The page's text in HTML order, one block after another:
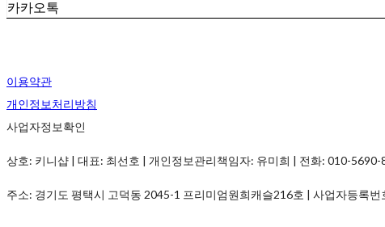
카카오톡
이용약관
개인정보처리방침
사업자정보확인
상호: 키니샵 | 대표: 최선호 | 개인정보관리책임자: 유미희 | 전화: 010-
주소: 경기도 평택시 고덕동 2045-1 프리미엄원희캐슬216호 | 사업자등록번